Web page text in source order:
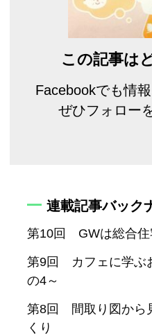
この記事は
Facebookでも情
ぜひフォロー
連載記事バック
第10回 GWは総合住
第9回 カフェに学ぶ
の4～
第8回 間取り図から
くり